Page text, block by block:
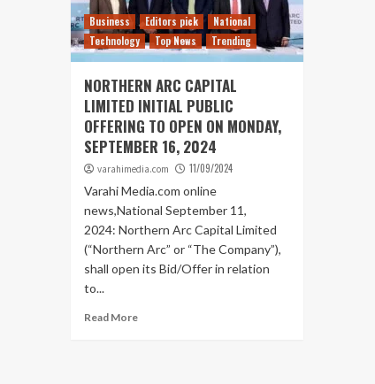
Business Editors pick
National
Technology
Top News Trending
NORTHERN ARC CAPITAL
LIMITED INITIAL PUBLIC
OFFERING TO OPEN ON MONDAY,
SEPTEMBER 16, 2024
varahimedia.com 11/09/2024
Varahi Media.com online
news,National September 11,
2024: Northern Arc Capital Limited
(“Northern Arc” or “The Company”),
shall open its Bid/Offer in relation
to...
Read More